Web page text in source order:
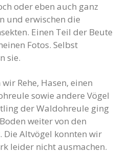
oder eben auch ganz
und erwischen die
Einen Teil der Beute
Fotos. Selbst
sie.
Rehe, Hasen, einen
sowie andere Vögel
der Waldohreule ging
weiter von den
Altvögel konnten wir
leider nicht ausmachen.